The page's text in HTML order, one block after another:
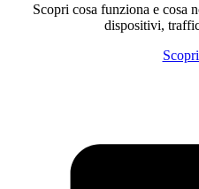
Scopri cosa funziona e cosa
dispositivi,